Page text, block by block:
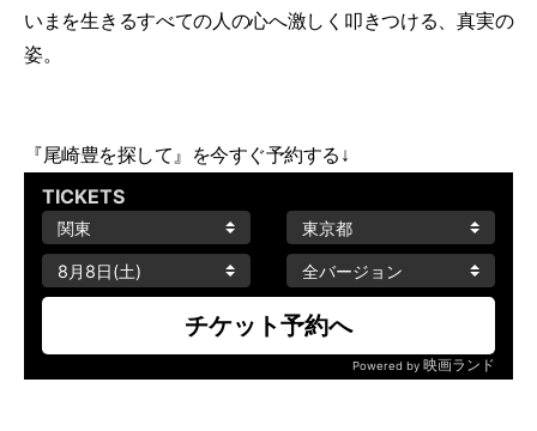
いまを生きるすべての人の心へ激しく叩きつける、真実の
姿。
『尾崎豊を探して』を今すぐ予約する↓